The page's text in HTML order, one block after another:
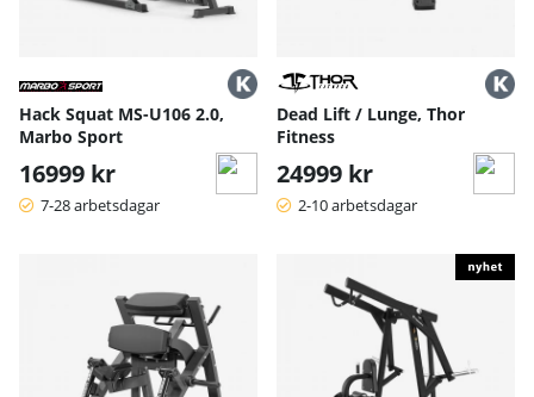
Hack Squat MS-U106 2.0,
Marbo Sport
16999 kr
7-28 arbetsdagar
Dead Lift / Lunge, Thor
Fitness
24999 kr
2-10 arbetsdagar